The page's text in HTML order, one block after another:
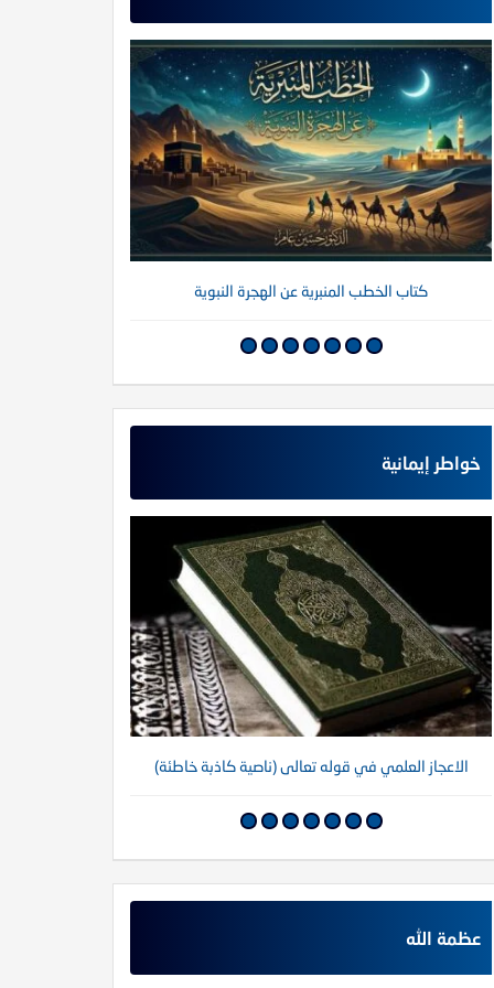
كتاب الخطب المنبرية عن الهجرة النبوية
خواطر إيمانية
الاعجاز العلمي في قوله تعالى (ناصية كاذبة خاطئة)
عظمة الله